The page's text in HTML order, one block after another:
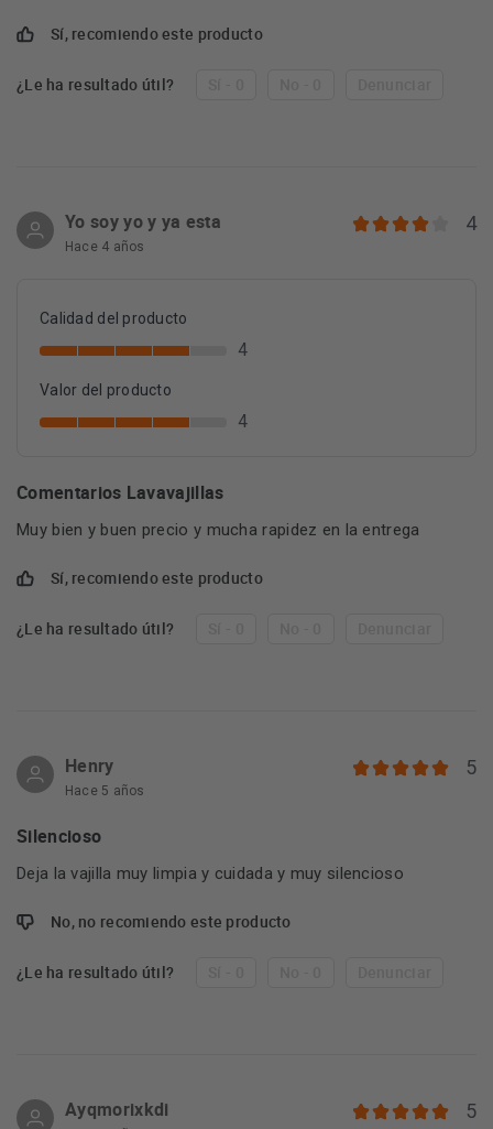
Sí, recomiendo este producto
¿Le ha resultado útil?
Yo soy yo y ya esta
Hace 4 años
4
Calidad del producto
4
Valor del producto
4
Comentarios Lavavajillas
Muy bien y buen precio y mucha rapidez en la entrega
Sí, recomiendo este producto
¿Le ha resultado útil?
Henry
Hace 5 años
5
Silencioso
Deja la vajilla muy limpia y cuidada y muy silencioso
No, no recomiendo este producto
¿Le ha resultado útil?
Ayqmorixkdi 5